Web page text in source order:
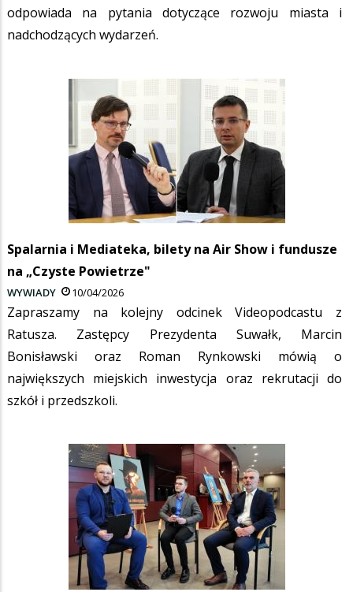
odpowiada na pytania dotyczące rozwoju miasta i
nadchodzących wydarzeń.
Spalarnia i Mediateka, bilety na Air Show i fundusze
na „Czyste Powietrze"
WYWIADY 10/04/2026
Zapraszamy na kolejny odcinek Videopodcastu z
Ratusza. Zastępcy Prezydenta Suwałk, Marcin
Bonisławski oraz Roman Rynkowski mówią o
największych miejskich inwestycja oraz rekrutacji do
szkół i przedszkoli.